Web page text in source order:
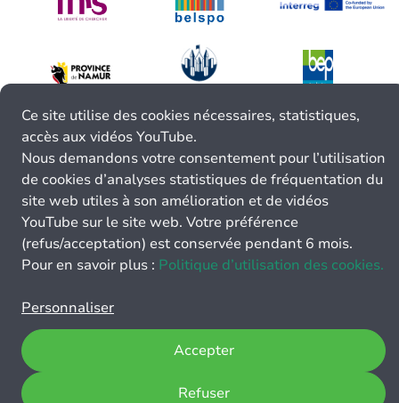
Ce site utilise des cookies nécessaires, statistiques,
accès aux vidéos YouTube.
Nous demandons votre consentement pour l’utilisation
de cookies d’analyses statistiques de fréquentation du
site web utiles à son amélioration et de vidéos
YouTube sur le site web. Votre préférence
(refus/acceptation) est conservée pendant 6 mois.
Pour en savoir plus : Politique d’utilisation des cookies.
Personnaliser
Refuser
Accepter